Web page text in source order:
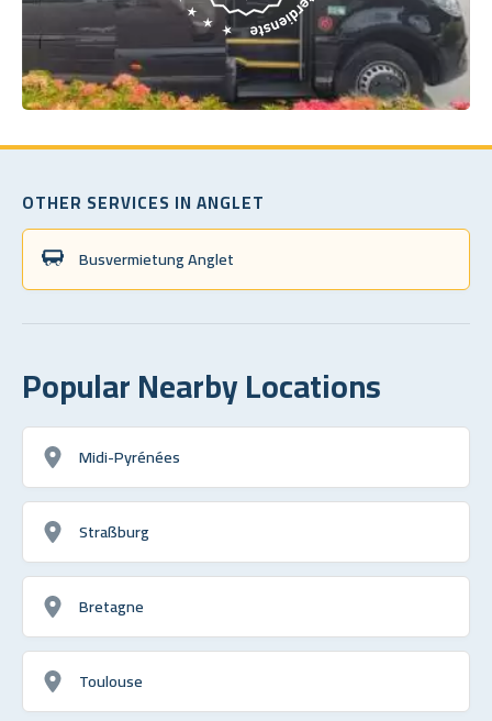
OTHER SERVICES IN ANGLET
Busvermietung Anglet
Popular Nearby Locations
Midi-Pyrénées
Straßburg
Bretagne
Toulouse